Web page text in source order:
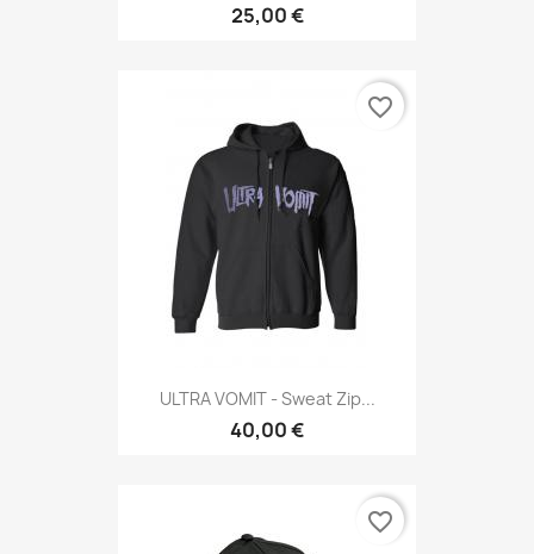
25,00 €
ULTRA VOMIT - Sweat Zip...
40,00 €
favorite_border
favorite_border